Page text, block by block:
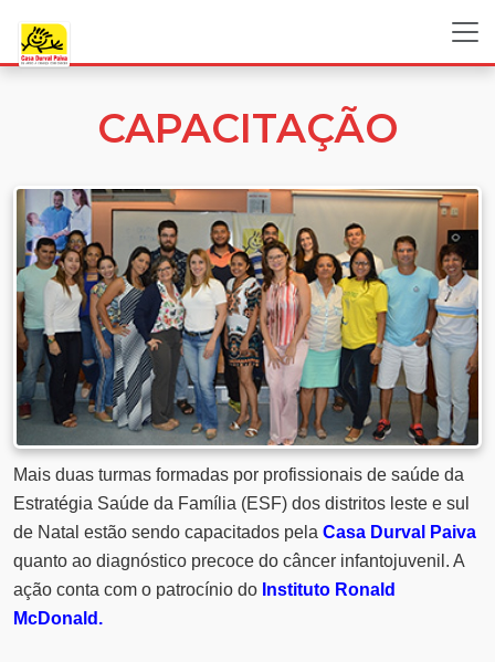
CAPACITAÇÃO
Mais duas turmas formadas por profissionais de saúde da
Estratégia Saúde da Família (ESF) dos distritos leste e sul
de Natal estão sendo capacitados pela Casa Durval Paiva
quanto ao diagnóstico precoce do câncer infantojuvenil. A
ação conta com o patrocínio do Instituto Ronald
McDonald.